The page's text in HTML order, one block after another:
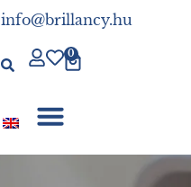
info@brillancy.hu
0